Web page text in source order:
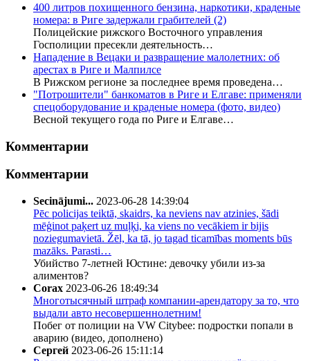
400 литров похищенного бензина, наркотики, краденые
номера: в Риге задержали грабителей (2)
Полицейские рижского Восточного управления
Госполиции пресекли деятельность…
Нападение в Вецаки и развращение малолетних: об
арестах в Риге и Малпилсе
В Рижском регионе за последнее время проведена…
"Потрошители" банкоматов в Риге и Елгаве: применяли
спецоборудование и краденые номера (фото, видео)
Весной текущего года по Риге и Елгаве…
Комментарии
Комментарии
Secinājumi... 2023-06-28 14:39:04
Pēc policijas teiktā, skaidrs, ka neviens nav atzinies, šādi
mēģinot paķert uz muļķi, ka viens no vecākiem ir bijis
noziegumavietā. Žēl, ka tā, jo tagad ticamības moments būs
mazāks. Parasti…
Убийство 7-летней Юстине: девочку убили из-за
алиментов?
Corax 2023-06-26 18:49:34
Многотысячный штраф компании-арендатору за то, что
выдали авто несовершеннолетним!
Побег от полиции на VW Citybee: подростки попали в
аварию (видео, дополнено)
Сергей 2023-06-26 15:11:14